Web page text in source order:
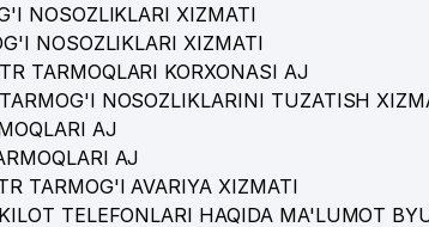
NOSOZLIKLARI XIZMATI
NOSOZLIKLARI XIZMATI
TARMOQLARI KORXONASI AJ
NOSOZLIKLARINI TUZATISH
AJ
AJ
TARMOG'I AVARIYA XIZMATI
TELEFONLARI HAQIDA MA'LUMOT